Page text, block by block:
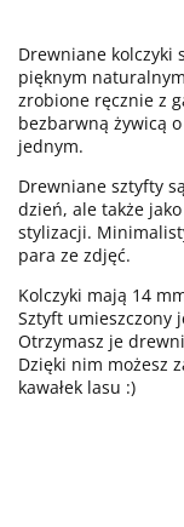
Drewniane kolczyki
pięknym
zrobione ręcznie z
bezbarwną żywicą
jednym.
Drewniane sztyfty
dzień, ale także
stylizacji.
para ze zdjęć.
Kolczyki mają 14
Sztyft umieszczony
Otrzymasz je
Dzięki nim możesz
kawałek lasu :)